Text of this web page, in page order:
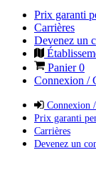
Prix garanti
Carrières
Devenez un
Panier0
Connexion /
Connexion
Prix garanti
Carrières
Devenez un